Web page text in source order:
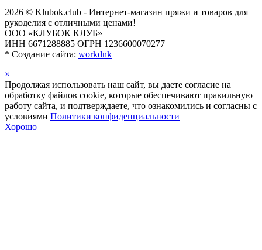
2026 © Klubok.club - Интернет-магазин пряжи и товаров для
рукоделия с отличными ценами!
ООО «КЛУБОК КЛУБ»
ИНН 6671288885 ОГРН 1236600070277
* Создание сайта: workdnk
×
Продолжая использовать наш сайт, вы даете согласие на
обработку файлов cookie, которые обеспечивают правильную
работу сайта, и подтверждаете, что ознакомились и согласны с
условиями Политики конфиденциальности
Хорошо